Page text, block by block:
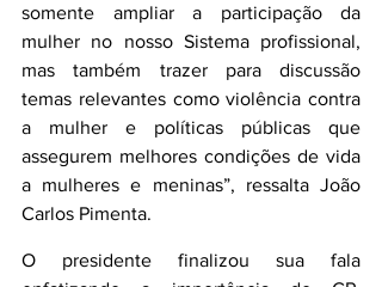
somente ampliar a participação da
mulher no nosso Sistema profissional,
mas também trazer para discussão
temas relevantes como violência contra
a mulher e políticas públicas que
assegurem melhores condições de vida
a mulheres e meninas”, ressalta João
Carlos Pimenta.
O presidente finalizou sua fala